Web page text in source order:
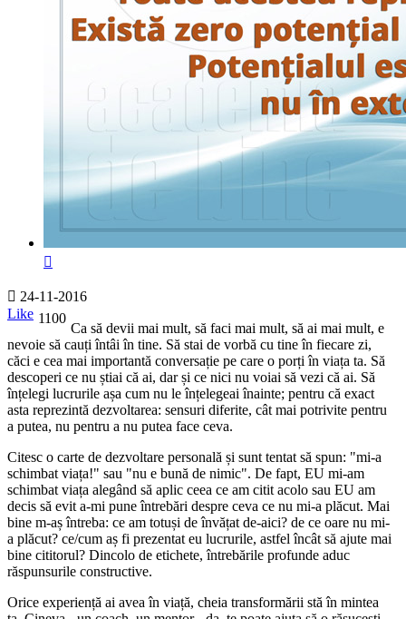
24-11-2016
Like 1100
Ca să devii mai mult, să faci mai mult, să ai mai mult, e
nevoie să cauți întâi în tine. Să stai de vorbă cu tine în fiecare zi,
căci e cea mai importantă conversație pe care o porți în viața ta. Să
descoperi ce nu știai că ai, dar și ce nici nu voiai să vezi că ai. Să
înțelegi lucrurile așa cum nu le înțelegeai înainte; pentru că exact
asta reprezintă dezvoltarea: sensuri diferite, cât mai potrivite pentru
a putea, nu pentru a nu putea face ceva.
Citesc o carte de dezvoltare personală și sunt tentat să spun: "mi-a
schimbat viața!" sau "nu e bună de nimic". De fapt, EU mi-am
schimbat viața alegând să aplic ceea ce am citit acolo sau EU am
decis să evit a-mi pune întrebări despre ceva ce nu mi-a plăcut. Mai
bine m-aș întreba: ce am totuși de învățat de-aici? de ce oare nu mi-
a plăcut? ce/cum aș fi prezentat eu lucrurile, astfel încât să ajute mai
bine cititorul? Dincolo de etichete, întrebările profunde aduc
răspunsurile constructive.
Orice experiență ai avea în viață, cheia transformării stă în mintea